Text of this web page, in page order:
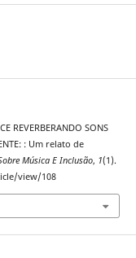
REVERBERANDO SONS
: Um relato de
Música E Inclusão, 1(1).
view/108